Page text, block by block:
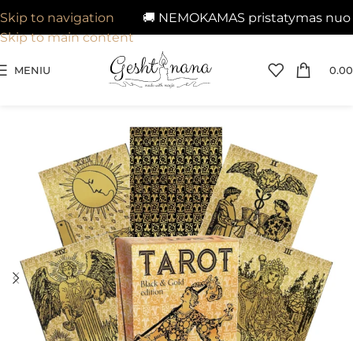
🚚 NEMOKAMAS pristatymas nuo
Skip to navigation
Skip to main content
MENIU 0.00